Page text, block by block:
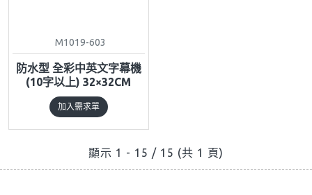
M1019-603
防水型 全彩中英文字幕機
(10字以上) 32×32CM
加入需求單
顯示 1 - 15 / 15 (共 1 頁)